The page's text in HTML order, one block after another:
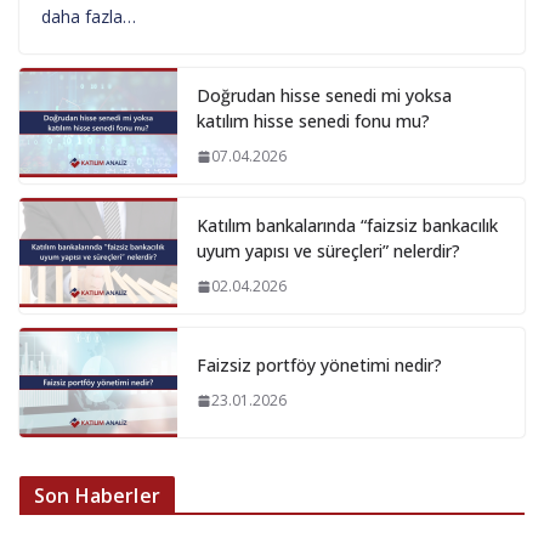
daha fazla…
Doğrudan hisse senedi mi yoksa
katılım hisse senedi fonu mu?
07.04.2026
Katılım bankalarında “faizsiz bankacılık
uyum yapısı ve süreçleri” nelerdir?
02.04.2026
Faizsiz portföy yönetimi nedir?
23.01.2026
Son Haberler